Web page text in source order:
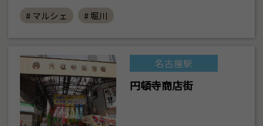
# マルシェ # 堀川
名古屋駅
円頓寺商店街